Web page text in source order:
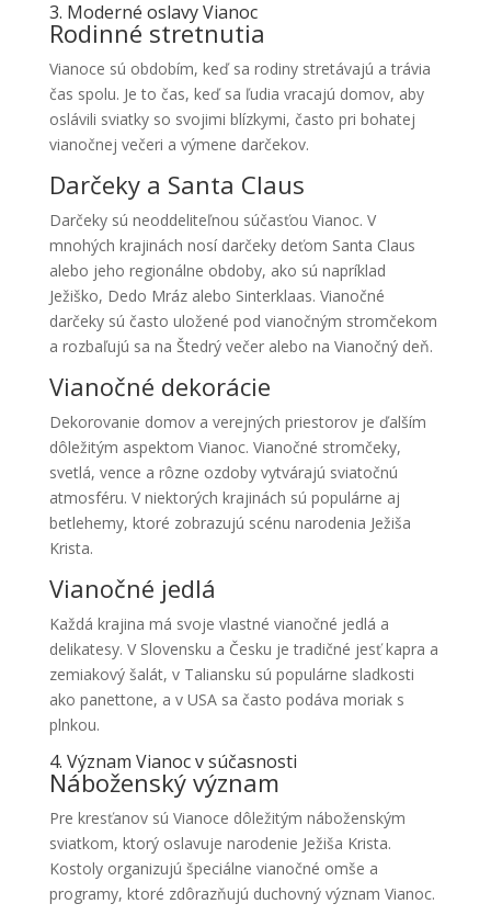
3. Moderné oslavy Vianoc
Rodinné stretnutia
Vianoce sú obdobím, keď sa rodiny stretávajú a trávia
čas spolu. Je to čas, keď sa ľudia vracajú domov, aby
oslávili sviatky so svojimi blízkymi, často pri bohatej
vianočnej večeri a výmene darčekov.
Darčeky a Santa Claus
Darčeky sú neoddeliteľnou súčasťou Vianoc. V
mnohých krajinách nosí darčeky deťom Santa Claus
alebo jeho regionálne obdoby, ako sú napríklad
Ježiško, Dedo Mráz alebo Sinterklaas. Vianočné
darčeky sú často uložené pod vianočným stromčekom
a rozbaľujú sa na Štedrý večer alebo na Vianočný deň.
Vianočné dekorácie
Dekorovanie domov a verejných priestorov je ďalším
dôležitým aspektom Vianoc. Vianočné stromčeky,
svetlá, vence a rôzne ozdoby vytvárajú sviatočnú
atmosféru. V niektorých krajinách sú populárne aj
betlehemy, ktoré zobrazujú scénu narodenia Ježiša
Krista.
Vianočné jedlá
Každá krajina má svoje vlastné vianočné jedlá a
delikatesy. V Slovensku a Česku je tradičné jesť kapra a
zemiakový šalát, v Taliansku sú populárne sladkosti
ako panettone, a v USA sa často podáva moriak s
plnkou.
4. Význam Vianoc v súčasnosti
Náboženský význam
Pre kresťanov sú Vianoce dôležitým náboženským
sviatkom, ktorý oslavuje narodenie Ježiša Krista.
Kostoly organizujú špeciálne vianočné omše a
programy, ktoré zdôrazňujú duchovný význam Vianoc.